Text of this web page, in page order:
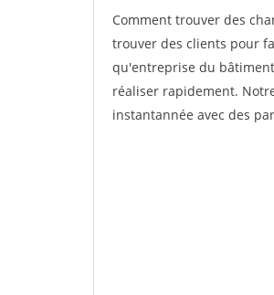
Comment trouver des
trouver des clients pour
qu'entreprise du
réaliser rapidement.
instantannée avec des